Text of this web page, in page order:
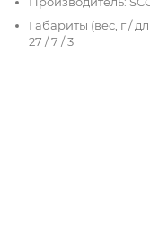
Габариты (вес, г /
27 / 7 / 3